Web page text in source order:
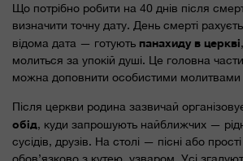
Що потрібно робити на 40 днів після
визначити точну дату. День смерті
відома дата — готують панахиду в церкві
молиться за упокій душі. Це головна
можна доповнити особистими
Після церкви родина зазвичай
обід, куди запрошують найближчих —
сусідів, друзів. На столі — пісні або
обов’язково з кутею, узваром. Усі